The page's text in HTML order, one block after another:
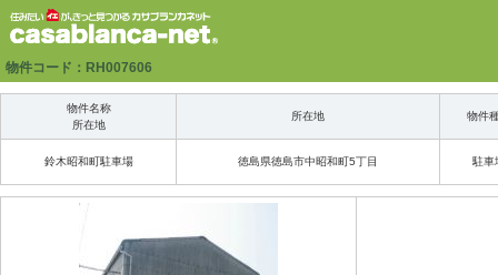
物件コード：RH007606
物件名称
所在地
所在地 物件
鈴木昭和町駐車場 徳島県徳島市中昭和町5丁目 駐車